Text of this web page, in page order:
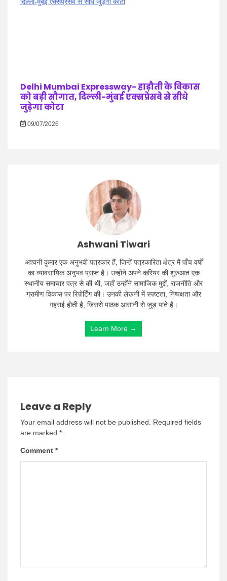
Delhi Mumbai Expressway- हाड़ौती के विकास
को बड़ी सौगात, दिल्ली-मुंबई एक्सप्रेसवे से सीधे
जुड़ेगा कोटा
09/07/2026
Ashwani Tiwari
अश्वनी कुमार एक अनुभवी पत्रकार हैं, जिन्हें पत्रकारिता क्षेत्र में पाँच वर्षों
का व्यावसायिक अनुभव प्राप्त है। उन्होंने अपने करियर की शुरुआत एक
स्थानीय समाचार पत्र से की थी, जहाँ उन्होंने सामाजिक मुद्दों, राजनीति और
ग्रामीण विकास पर रिपोर्टिंग की। उनकी लेखनी में स्पष्टता, निष्पक्षता और
गहराई होती है, जिससे पाठक आसानी से जुड़ पाते हैं।
Learn More →
Leave a Reply
Your email address will not be published.
Required fields
are marked *
Comment *